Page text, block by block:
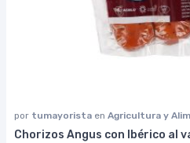
por tumayorista en Agricultura y
Chorizos Angus con Ibérico al